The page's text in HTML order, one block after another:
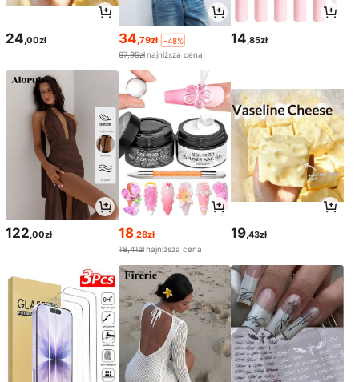
24 ,00zł 34 ,79zł
-48%
67,95złnajniższa cena
14 ,85zł
122,00zł 18,28zł
18,41złnajniższa cena
19,43zł